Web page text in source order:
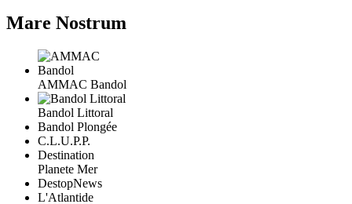
Mare Nostrum
AMMAC Bandol
Bandol Littoral
Bandol Plongée
C.L.U.P.P.
Destination
Planete Mer
DestopNews
L'Atlantide